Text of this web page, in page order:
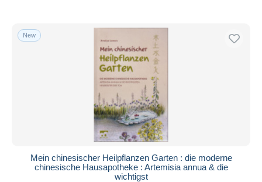
New
Mein chinesischer Heilpflanzen Garten : die moderne
chinesische Hausapotheke : Artemisia annua & die
wichtigst